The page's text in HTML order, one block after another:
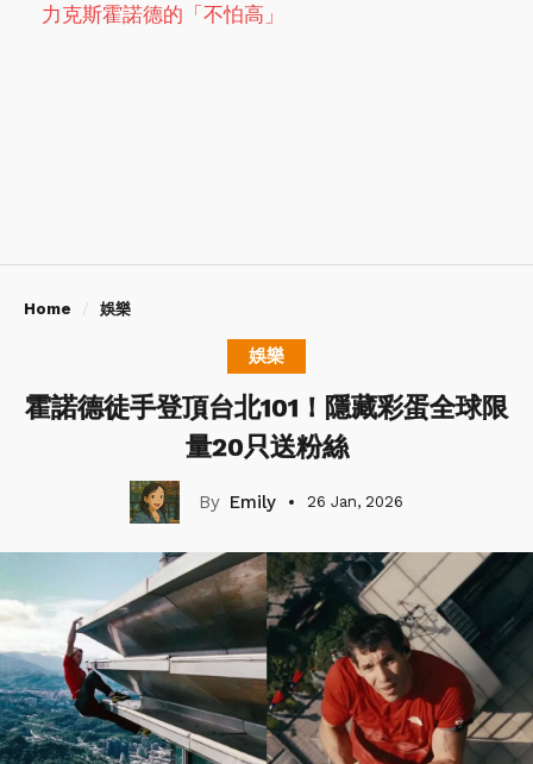
力克斯霍諾德的「不怕高」
Home 娛樂
娛樂
霍諾德徒手登頂台北101！隱藏彩蛋全球限
量20只送粉絲
Emily 26 Jan, 2026